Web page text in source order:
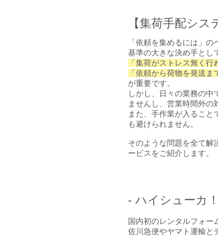
【集荷手配シス
「依頼を集めるには」
基準の大きな決め手とし
「集荷がストレス無く行
「依頼から荷物を発送
が重要です。
しかし、日々の業務の中
ませんし、営業時間外の
また、手作業が入るこ
も避けられません。
そのような問題を全て解
ービスをご紹介します。
- ハイシューカ
国内初のレンタルフォー
佐川急便やヤマト運輸と